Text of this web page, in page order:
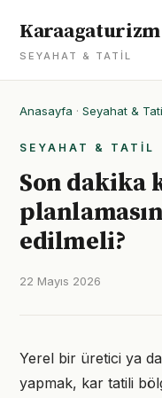
Karaagaturizm
SEYAHAT & TATIL
Anasayfa · Seyahat &
SEYAHAT & TATIL
Son dakika
edilmeli?
22 Mayıs 2026
Yerel bir üretici ya
yapmak, kar tatili